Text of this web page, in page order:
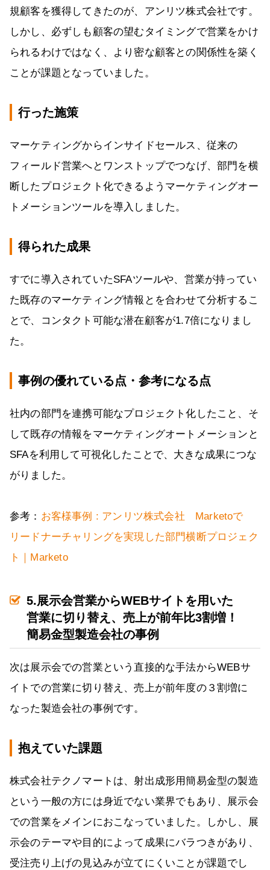
規顧客を獲得してきたのが、アンリツ株式会社です。
しかし、必ずしも顧客の望むタイミングで営業をかけ
られるわけではなく、より密な顧客との関係性を築く
ことが課題となっていました。
行った施策
マーケティングからインサイドセールス、従来の
フィールド営業へとワンストップでつなげ、部門を横
断したプロジェクト化できるようマーケティングオー
トメーションツールを導入しました。
得られた成果
すでに導入されていたSFAツールや、営業が持ってい
た既存のマーケティング情報とを合わせて分析するこ
とで、コンタクト可能な潜在顧客が1.7倍になりまし
た。
事例の優れている点・参考になる点
社内の部門を連携可能なプロジェクト化したこと、そ
して既存の情報をマーケティングオートメーションと
SFAを利用して可視化したことで、大きな成果につな
がりました。
参考： お客様事例 : アンリツ株式会社 Marketoで
リードナーチャリングを実現した部門横断プロジェク
ト｜Marketo
5.展示会営業からWEBサイトを用いた
営業に切り替え、売上が前年比3割増！
簡易金型製造会社の事例
次は展示会での営業という直接的な手法からWEBサ
イトでの営業に切り替え、売上が前年度の３割増に
なった製造会社の事例です。
抱えていた課題
株式会社テクノマートは、射出成形用簡易金型の製造
という一般の方には身近でない業界でもあり、展示会
での営業をメインにおこなっていました。しかし、展
示会のテーマや目的によって成果にバラつきがあり、
受注売り上げの見込みが立てにくいことが課題でし